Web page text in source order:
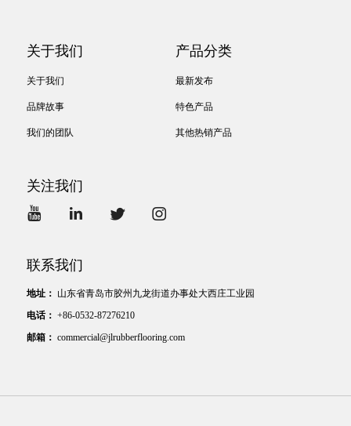
关于我们
关于我们
品牌故事
我们的团队
产品分类
最新发布
特色产品
其他热销产品
关注我们
联系我们
地址： 山东省青岛市胶州九龙街道办事处大西庄工业园
电话： +86-0532-87276210
邮箱： commercial@jlrubberflooring.com